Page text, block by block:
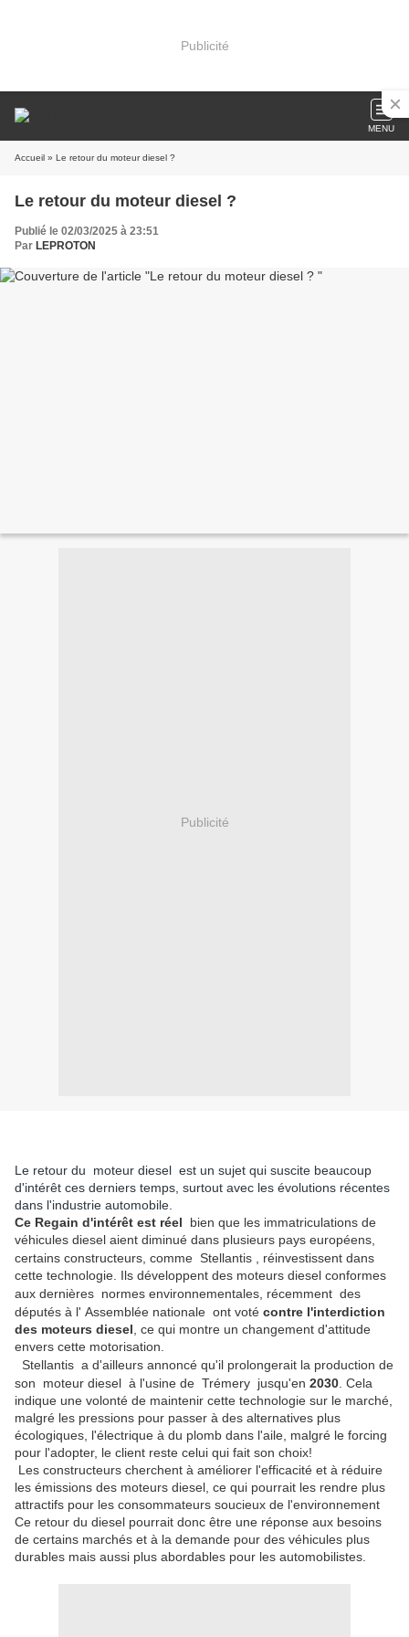
Publicité
MENU
Accueil » Le retour du moteur diesel ?
Le retour du moteur diesel ?
Publié le 02/03/2025 à 23:51
Par LEPROTON
Publicité
Le retour du moteur diesel est un sujet qui suscite beaucoup
d'intérêt ces derniers temps, surtout avec les évolutions récentes
dans l'industrie automobile.
Ce Regain d'intérêt est réel
bien que les immatriculations de
véhicules diesel aient diminué dans plusieurs pays européens,
certains constructeurs, comme Stellantis
, réinvestissent dans
cette technologie. Ils développent des moteurs diesel conformes
aux dernières normes environnementales, récemment des
députés à l' Assemblée nationale ont voté contre l'interdiction
des moteurs diesel , ce qui montre un changement d'attitude
envers cette motorisation.
Stellantis a d'ailleurs annoncé qu'il prolongerait la production de
son
moteur diesel à l'usine de Trémery jusqu'en 2030 . Cela
indique une volonté de maintenir cette technologie sur le marché,
malgré les pressions pour passer à des alternatives plus
écologiques, l'électrique à du plomb dans l'aile, malgré le forcing
pour l'adopter, le client reste celui qui fait son choix!
Les constructeurs cherchent à améliorer l'efficacité et à réduire
les émissions des moteurs diesel, ce qui pourrait les rendre plus
attractifs pour les consommateurs soucieux de l'environnement
Ce retour du diesel pourrait donc être une réponse aux besoins
de certains marchés et à la demande pour des véhicules plus
durables mais aussi plus abordables pour les automobilistes.